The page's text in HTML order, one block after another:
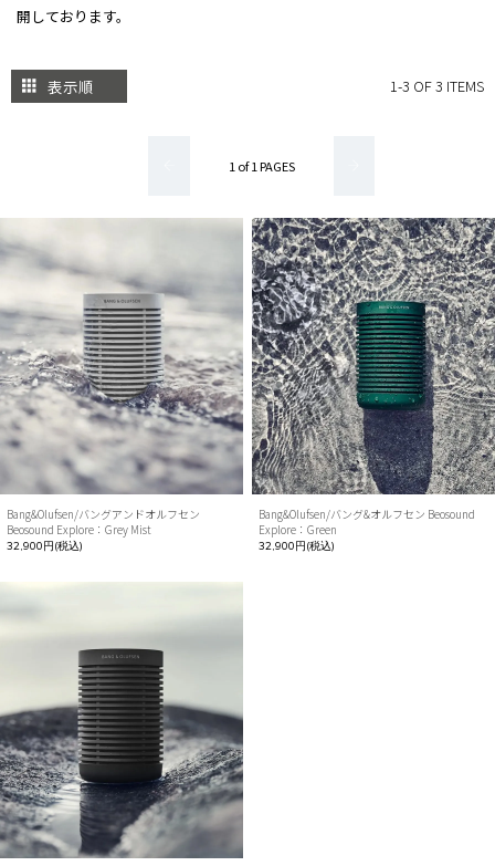
開しております。
1-3 OF 3 ITEMS
表示順
1 of 1 PAGES
Bang&Olufsen/バングアンドオルフセン
Beosound Explore：Grey Mist
32,900円(税込)
Bang&Olufsen/バング&オルフセン Beosound
Explore：Green
32,900円(税込)